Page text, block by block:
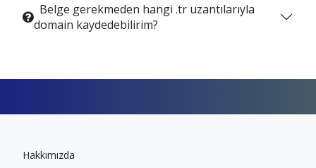
Belge gerekmeden hangi .tr uzantılarıyla
domain kaydedebilirim?
Hakkımızda